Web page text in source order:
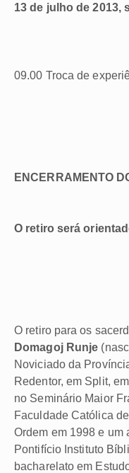
13 de julho de 2013,
09.00 Troca de
ENCERRAMENTO
O retiro será
O retiro para os
Domagoj Runje
Noviciado da
Redentor, em Split,
no Seminário Maior
Faculdade Católica
Ordem em 1998 e
Pontifício Instituto
bacharelato em